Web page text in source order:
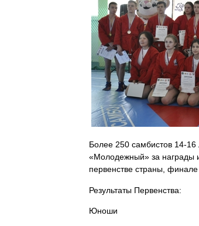
Более 250 самбистов 14-16
«Молодежный» за награды
первенстве страны,
Результаты Первенства:
Юноши